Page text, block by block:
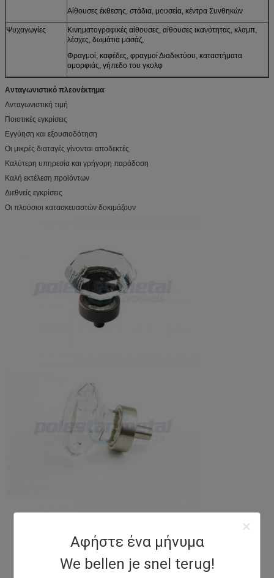
Αφήστε ένα μήνυμα
We bellen je snel terug!
Αίθουσες έκθεσης, στάδια, μουσεία, κέντρα Συνθηκών
Ψυχαγωγίες
Κινηματογραφικές αίθουσες, αίθουσες ικανότητας, κλαμπ,
λέσχες, δωμάτια μασάζ,
Φραγμοί, καφέδες, φραγμοί Διαδικτύου, καταστήματα
ομορφιάς, γήπεδο του γκολφ
Ανταγωνιστικό πλεονέκτημα:
Ανταγωνιστική τιμή
Ποιοτικές εγκρίσεις
Εγγύηση και εξουσιοδότηση
Οι μικρές διαταγές γίνονται αποδεκτές
Καλύτερη υπηρεσία και γρήγορη παράδοση
Καλή εκτέλεση προϊόντων
Διεθνείς εγκρίσεις
Οι πλούσιοι κατασκευαστών δοκιμάζουν